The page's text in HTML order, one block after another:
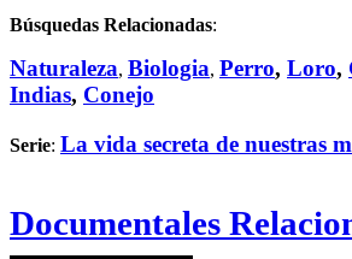
Búsquedas Relacionadas:
Naturaleza, Biologia, Perro, Loro,
Indias, Conejo
Serie: La vida secreta de nuestras
Documentales